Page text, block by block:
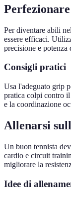
Per diventare abili
essere efficaci.
precisione e potenza
Consigli pratici
Usa l'adeguato grip
pratica colpi contro
e la coordinazione
Allenarsi
Un buon tennista
cardio e circuit
migliorare la
Idee di